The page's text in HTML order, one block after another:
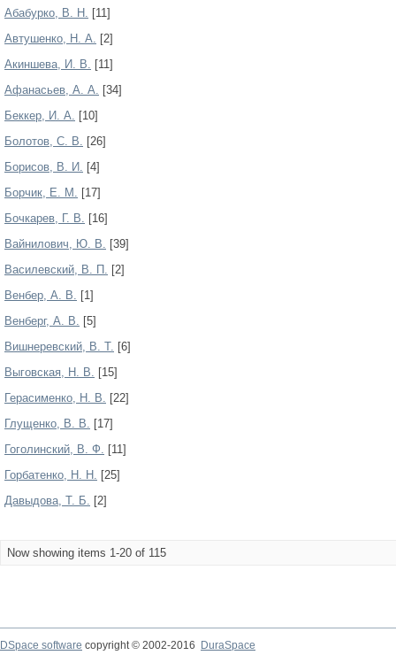
Абабурко, В. Н. [11]
Автушенко, Н. А. [2]
Акиншева, И. В. [11]
Афанасьев, А. А. [34]
Беккер, И. А. [10]
Болотов, С. В. [26]
Борисов, В. И. [4]
Борчик, Е. М. [17]
Бочкарев, Г. В. [16]
Вайнилович, Ю. В. [39]
Василевский, В. П. [2]
Венбер, А. В. [1]
Венберг, А. В. [5]
Вишнеревский, В. Т. [6]
Выговская, Н. В. [15]
Герасименко, Н. В. [22]
Глущенко, В. В. [17]
Гоголинский, В. Ф. [11]
Горбатенко, Н. Н. [25]
Давыдова, Т. Б. [2]
Now showing items 1-20 of 115
DSpace software copyright © 2002-2016
DuraSpace